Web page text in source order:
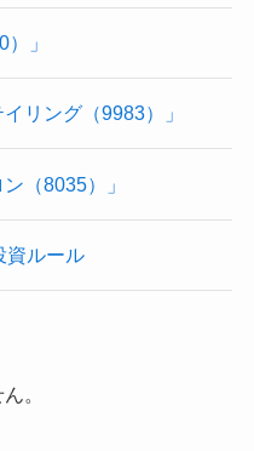
」
リング（9983）」
（8035）」
資ルール
。